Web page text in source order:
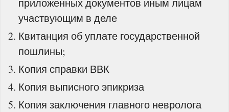
участвующим в деле
Квитанция об уплате государственной
пошлины;
Копия справки ВВК
Копия выписного эпикриза
Копия заключения главного невролога